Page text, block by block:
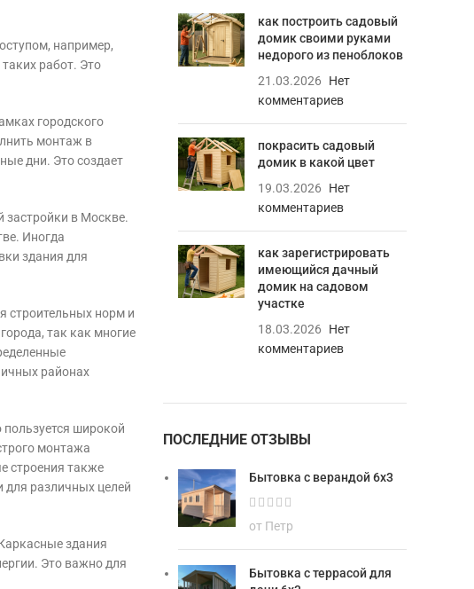
например,
работ. Это
городского
монтаж в
дни. Это создает
застройки в Москве.
Иногда
здания для
строительных норм и
так как многие
районах
пользуется широкой
монтажа
строения также
для различных целей
здания
Это важно для
как построить садовый
домик своими руками
недорого из пеноблоков
21.03.2026
Нет
комментариев
покрасить садовый
домик в какой цвет
19.03.2026
Нет
комментариев
как зарегистрировать
имеющийся дачный
домик на садовом
участке
18.03.2026
Нет
комментариев
ПОСЛЕДНИЕ ОТЗЫВЫ
Бытовка с верандой 6х3
от Петр
Бытовка с террасой для